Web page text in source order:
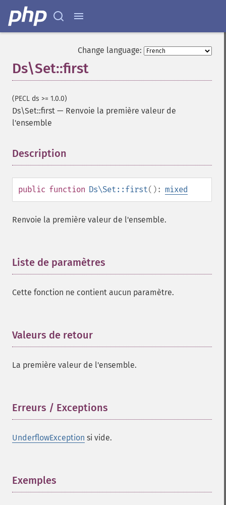
Change language:
Ds\Set::first
(PECL ds >= 1.0.0)
Ds\Set::first — Renvoie la première valeur de
l'ensemble
Description
public function Ds\Set::first(): mixed
Renvoie la première valeur de l'ensemble.
Liste de paramètres
Cette fonction ne contient aucun paramètre.
Valeurs de retour
La première valeur de l'ensemble.
Erreurs / Exceptions
UnderflowException si vide.
Exemples